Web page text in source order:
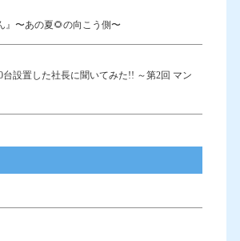
』〜あの夏🌻の向こう側〜
台設置した社長に聞いてみた!! ～第2回 マン